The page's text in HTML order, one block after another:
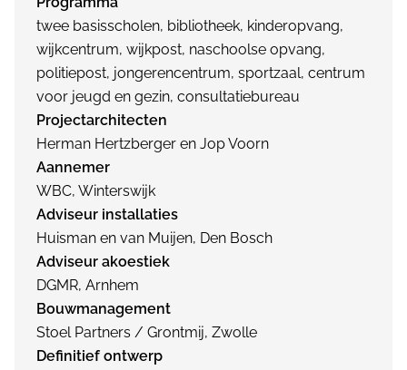
twee basisscholen, bibliotheek, kinderopvang,
wijkcentrum, wijkpost, naschoolse opvang,
politiepost, jongerencentrum, sportzaal, centrum
voor jeugd en gezin, consultatiebureau
Projectarchitecten
Herman Hertzberger en Jop Voorn
Aannemer
WBC, Winterswijk
Adviseur installaties
Huisman en van Muijen, Den Bosch
Adviseur akoestiek
DGMR, Arnhem
Bouwmanagement
Stoel Partners / Grontmij, Zwolle
Definitief ontwerp